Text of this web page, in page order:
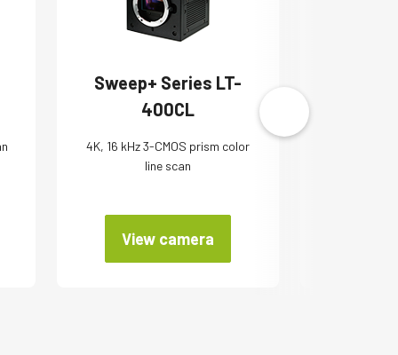
Sweep+ Series LT-
400CL
4K, 16 kHz 3-CMOS prism color
line scan
View camera